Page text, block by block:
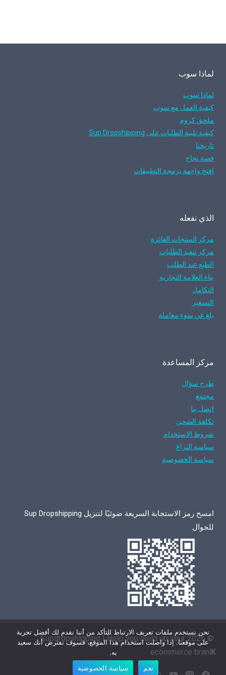
لماذا سوب
لماذا سوب
كيفية العمل مع سوب
ملحق كروم
كيفية تلبية الطلبات على Sup Dropshipping
تاريخنا
قصة نجاح
افتح واجهة برمجة التطبيقات
الذي نفعله
مركز المنتجات الفائزة
مركز تنفيذ الطلبات
الطبع عند الطلب
بناء العلامة التجارية
التكامل
التسعير
بلغ عن سوء معاملة
مركز المساعدة
طرح سؤال
مجتمع
اتصل بنا
تكلفة الشحن
شروط الاستخدام
سياسة النزاع
سياسة الخصوصية
امسح رمز الاستجابة السريعة ضوئيًا لتنزيل Sup Dropshipping
للجوال
© 2026 Supdropshipping | Help you build up your
ecommerce brand
نحن نستخدم ملفات تعريف الارتباط للتأكد من أننا نقدم لك أفضل تجربة
على موقعنا. إذا واصلت استخدام هذا الموقع، فسوف نفترض أنك سعيد
به.
نعم
سياسة الخصوصية